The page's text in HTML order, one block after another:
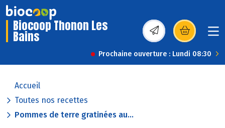
Biocoop Thonon Les
Bains (s’ouvre dans une
Prochaine ouverture : Lundi 08:30
Accueil
Toutes nos recettes
Pommes de terre gratinées au...